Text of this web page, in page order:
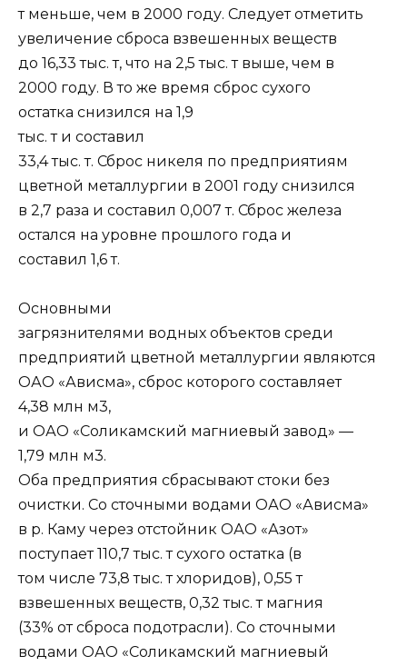
т меньше, чем в 2000 году. Следует отметить
увеличение сброса взвешенных веществ
до 16,33 тыс. т, что на 2,5 тыс. т выше, чем в
2000 году. В то же время сброс сухого
остатка снизился на 1,9
тыс. т и составил
33,4 тыс. т. Сброс никеля по предприятиям
цветной металлургии в 2001 году снизился
в 2,7 раза и составил 0,007 т. Сброс железа
остался на уровне прошлого года и
составил 1,6 т.
Основными
загрязнителями водных объектов среди
предприятий цветной металлургии являются
ОАО «Ависма», сброс которого составляет
4,38 млн м3,
и ОАО «Соликамский магниевый завод» —
1,79 млн м3.
Оба предприятия сбрасывают стоки без
очистки. Со сточными водами ОАО «Ависма»
в р. Каму через отстойник ОАО «Азот»
поступает 110,7 тыс. т сухого остатка (в
том числе 73,8 тыс. т хлоридов), 0,55 т
взвешенных веществ, 0,32 тыс. т магния
(33% от сброса подотрасли). Со сточными
водами ОАО «Соликамский магниевый